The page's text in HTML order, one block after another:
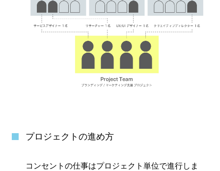
プロジェクトの進め方
コンセントの仕事はプロジェクト単位で進行しま